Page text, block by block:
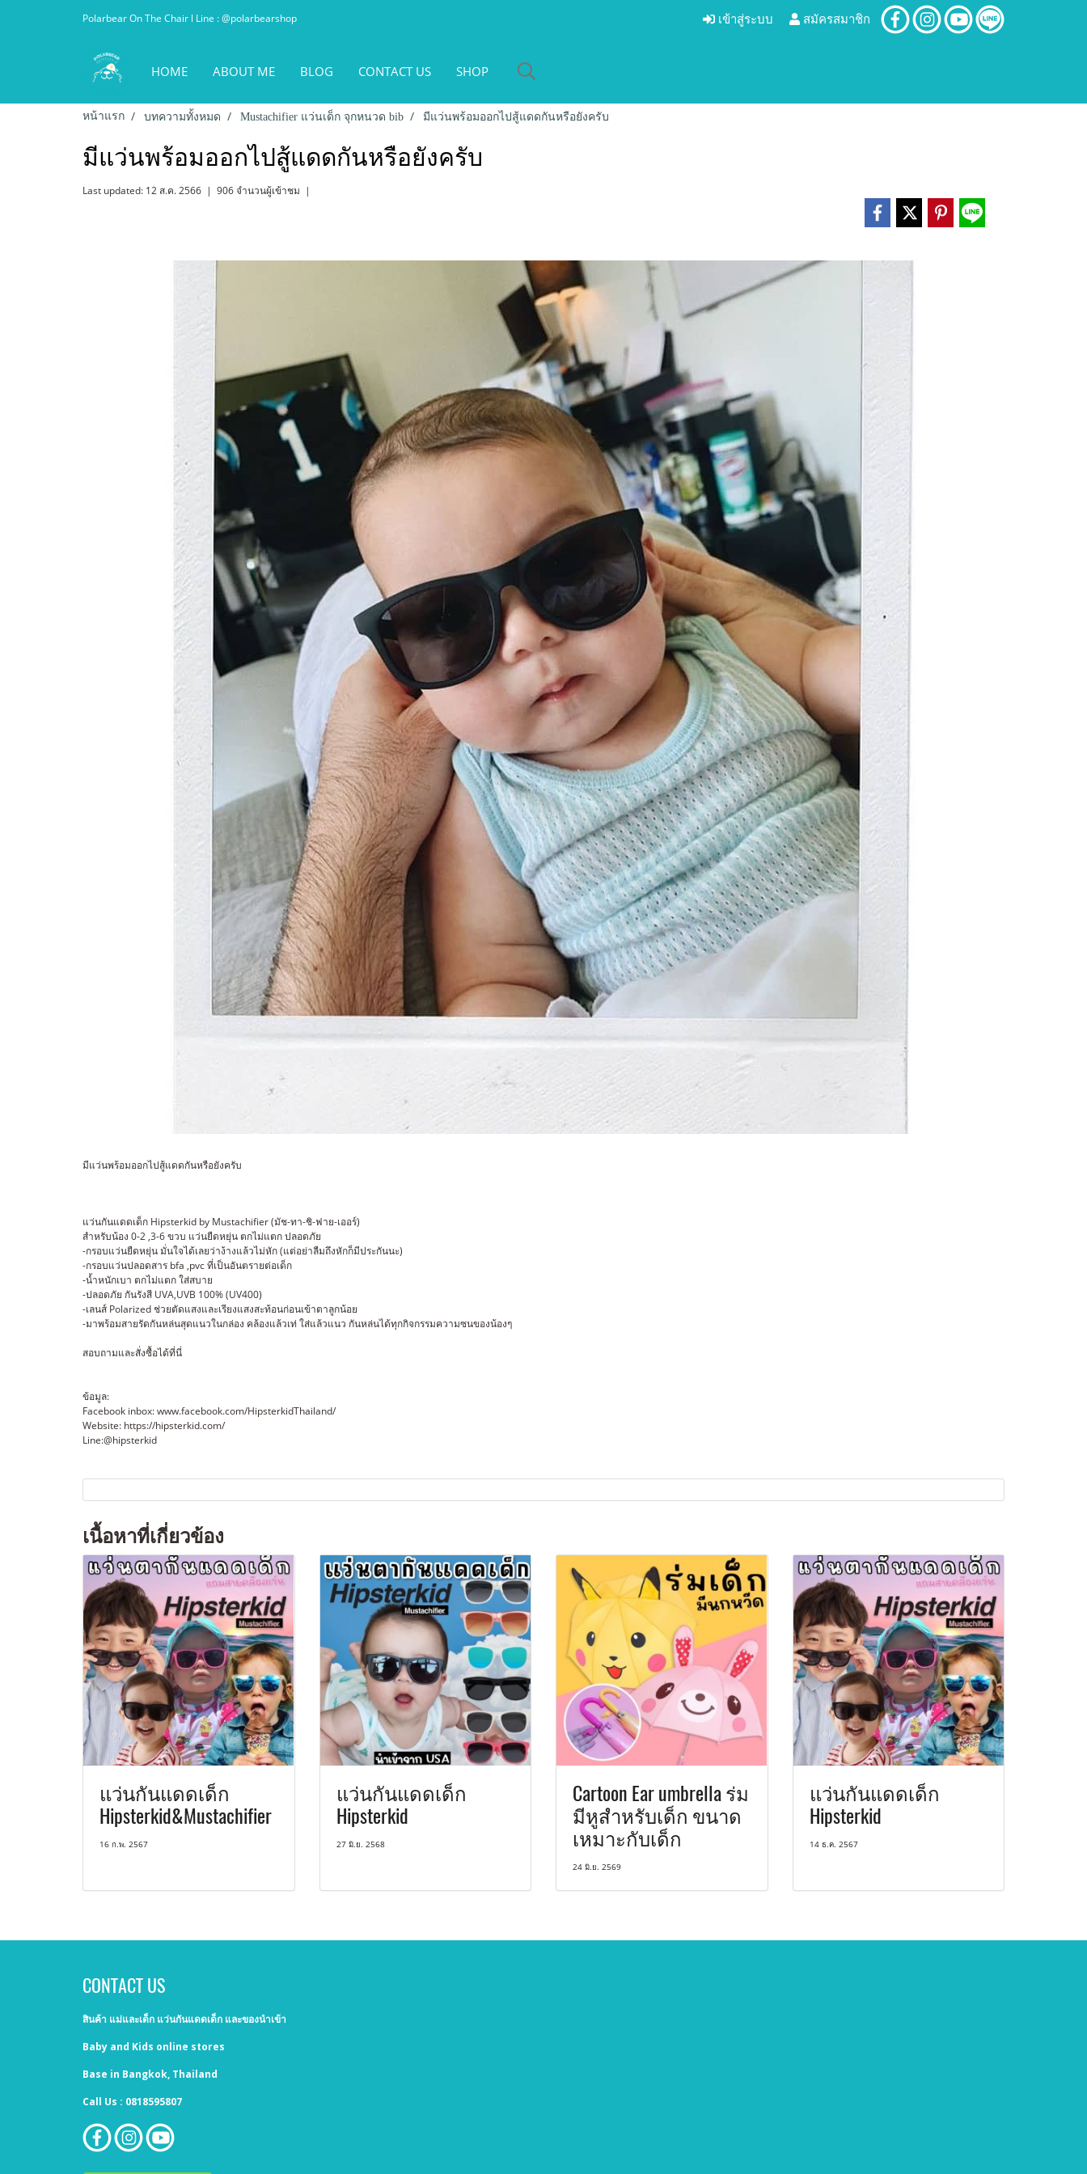
Polarbear On The Chair l Line : @polarbearshop เข้าสู่ระบบ สมัครสมาชิก
HOME ABOUT ME BLOG CONTACT US SHOP
หน้าแรก บทความทั้งหมด Mustachifier แว่นเด็ก จุกหนวด bib มีแว่นพร้อมออกไปสู้แดดกันหรือยังครับ
มีแว่นพร้อมออกไปสู้แดดกันหรือยังครับ
Last updated: 12 ส.ค. 2566 | 906 จำนวนผู้เข้าชม |
มีแว่นพร้อมออกไปสู้แดดกันหรือยังครับ
แว่นกันแดดเด็ก Hipsterkid by Mustachifier (มัช-ทา-ชิ-ฟาย-เออร์)
สำหรับน้อง 0-2 ,3-6 ขวบ แว่นยืดหยุ่น ตกไม่แตก ปลอดภัย
-กรอบแว่นยืดหยุ่น มั่นใจได้เลยว่าง้างแล้วไม่หัก (แต่อย่าลืมถึงหักก็มีประกันนะ)
-กรอบแว่นปลอดสาร bfa ,pvc ที่เป็นอันตรายต่อเด็ก
-น้ำหนักเบา ตกไม่แตก ใส่สบาย
-ปลอดภัย กันรังสี UVA,UVB 100% (UV400)
-เลนส์ Polarized ช่วยตัดแสงและเรียงแสงสะท้อนก่อนเข้าตาลูกน้อย
-มาพร้อมสายรัดกันหล่นสุดแนวในกล่อง คล้องแล้วเท่ ใส่แล้วแนว กันหล่นได้ทุกกิจกรรมความซนของน้องๆ
สอบถามและสั่งซื้อได้ที่นี่
ข้อมูล:
Facebook inbox: www.facebook.com/HipsterkidThailand/
Website: https://hipsterkid.com/
Line:@hipsterkid
เนื้อหาที่เกี่ยวข้อง
แว่นกันแดดเด็ก
Hipsterkid&Mustachifier
16 ก.พ. 2567
แว่นกันแดดเด็ก
Hipsterkid
27 มิ.ย. 2568
Cartoon Ear umbrella ร่ม
มีหูสำหรับเด็ก ขนาด
เหมาะกับเด็ก
24 มิ.ย. 2569
แว่นกันแดดเด็ก
Hipsterkid
14 ธ.ค. 2567
CONTACT US
สินค้า แม่และเด็ก แว่นกันแดดเด็ก และของนำเข้า
Baby and Kids online stores
Base in Bangkok, Thailand
Call Us : 0818595807